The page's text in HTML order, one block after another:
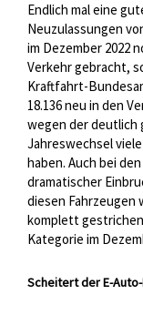
Endlich mal eine
Neuzulassungen
im Dezember 2022
Verkehr gebracht,
Kraftfahrt-
18.136 neu in den
wegen der deutlich
Jahreswechsel
haben. Auch bei
dramatischer
diesen Fahrzeugen
komplett
Kategorie im
Scheitert der E-